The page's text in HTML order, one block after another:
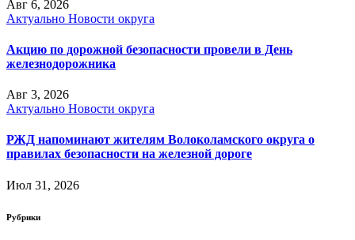
Авг 6, 2026
Актуально Новости округа
Акцию по дорожной безопасности провели в День
железнодорожника
Авг 3, 2026
Актуально Новости округа
РЖД напоминают жителям Волоколамского округа о
правилах безопасности на железной дороге
Июл 31, 2026
Рубрики